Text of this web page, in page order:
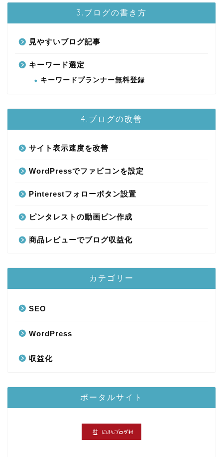
3.ブログの書き方
見やすいブログ記事
キーワード選定
キーワードプランナー無料登録
4.ブログの改善
サイト表示速度を改善
WordPressでファビコンを設定
Pinterestフォローボタン設置
ピンタレストの動画ピン作成
商品レビューでブログ収益化
カテゴリー
SEO
WordPress
収益化
ポータルサイト